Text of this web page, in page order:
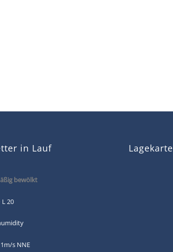
in Lauf
bewölkt
L 20
s NNE
Lagekarte